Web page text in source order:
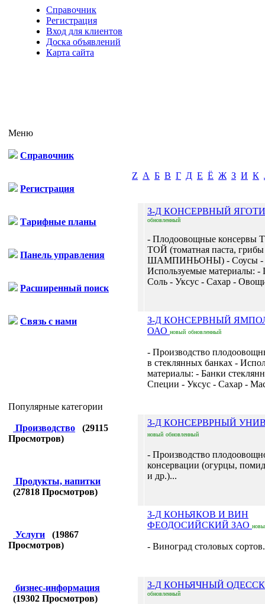
Справочник
Регистрация
Вход для клиентов
Доска объявлений
Карта сайта
Меню
Справочник
Регистрация
Тарифные планы
Панель управления
Расширенный поиск
Связь с нами
Популярные категории
Производство (29115
Просмотров)
Продукты, напитки
(27818 Просмотров)
Услуги (19867
Просмотров)
бизнес-информация
(19302 Просмотров)
Z А Б В Г Д Е Ё Ж З И К
З-Д КОНСЕРВНЫЙ
обновленный
- Плодоовощные
ТОЙ (томатная паста, грибы
ШАМПИНЬОНЫ) - Соусы -
Используемые материалы:
Соль - Уксус - Сахар -
З-Д КОНСЕРВНЫЙ
ОАО новый обновленный
- Производство
в стеклянных банках -
материалы: - Банки
Специи - Уксус - Сахар -
З-Д КОНСЕРВРНЫЙ
новый обновленный
- Производство
консервации (огурцы,
и др.)...
З-Д КОНЬЯКОВ И ВИН
ФЕОДОСИЙСКИЙ ЗАО
- Виноград столовых
З-Д КОНЬЯЧНЫЙ
обновленный